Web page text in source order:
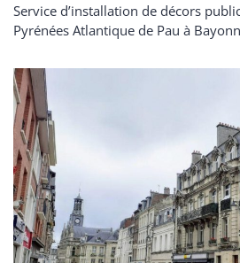
Service d’installation de décors
Pyrénées Atlantique de Pau à